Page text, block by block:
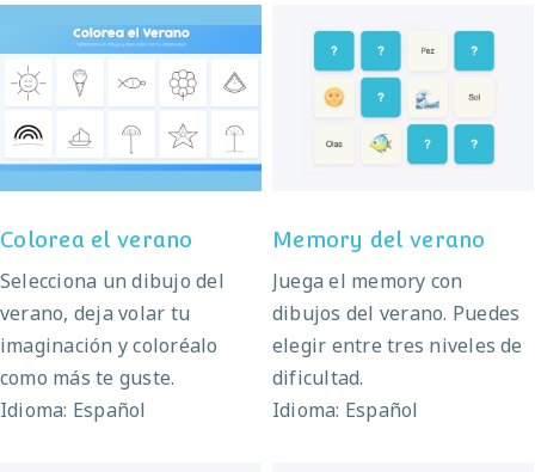
Colorea el verano
Colorea el verano
Selecciona un dibujo del
verano, deja volar tu
imaginación y coloréalo
como más te guste.
Idioma: Español
Memory del verano
Memory del verano
Juega el memory con
dibujos del verano. Puedes
elegir entre tres niveles de
dificultad.
Idioma: Español